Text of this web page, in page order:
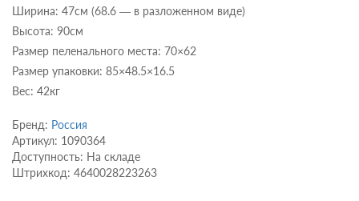
Ширина: 47см (68.6 — в разложенном виде)
Высота: 90см
Размер пеленального места: 70×62
Размер упаковки: 85×48.5×16.5
Вес: 42кг
Бренд: Россия
Артикул: 1090364
Доступность: На складе
Штрихкод: 4640028223263